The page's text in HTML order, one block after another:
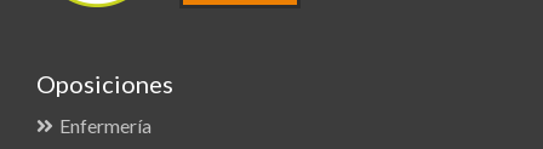
Oposiciones
Enfermería